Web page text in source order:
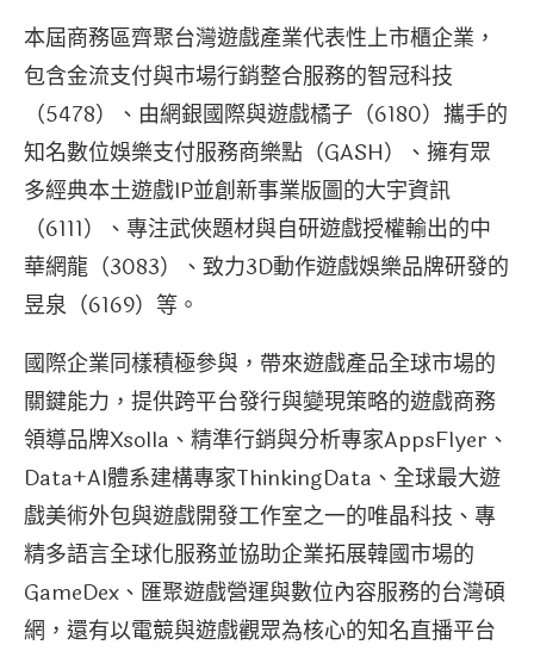
本屆商務區齊聚台灣遊戲產業代表性上市櫃企業，
包含金流支付與市場行銷整合服務的智冠科技
（5478）、由網銀國際與遊戲橘子（6180）攜手的
知名數位娛樂支付服務商樂點（GASH）、擁有眾
多經典本土遊戲IP並創新事業版圖的大宇資訊
（6111）、專注武俠題材與自研遊戲授權輸出的中
華網龍（3083）、致力3D動作遊戲娛樂品牌研發的
昱泉（6169）等。
國際企業同樣積極參與，帶來遊戲產品全球市場的
關鍵能力，提供跨平台發行與變現策略的遊戲商務
領導品牌Xsolla、精準行銷與分析專家AppsFlyer、
Data+AI體系建構專家ThinkingData、全球最大遊
戲美術外包與遊戲開發工作室之一的唯晶科技、專
精多語言全球化服務並協助企業拓展韓國市場的
GameDex、匯聚遊戲營運與數位內容服務的台灣碩
網，還有以電競與遊戲觀眾為核心的知名直播平台